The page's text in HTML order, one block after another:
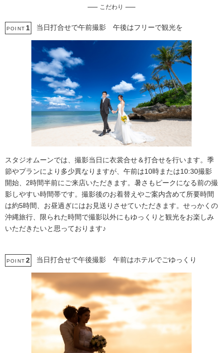
土日同一料金
こだわり
POINT 1 当日打合せで午前撮影 午後はフリーで観光を
スタジオムーンでは、撮影当日に衣裳合せ＆打合せを行います。季
節やプランにより多少異なりますが、午前は10時または10:30撮影
開始、2時間半前にご来店いただきます。暑さもピークになる前の撮
影しやすい時間帯です。撮影後のお着替えやご案内含めて所要時間
は約5時間、お昼過ぎにはお見送りさせていただきます。せっかくの
沖縄旅行、限られた時間で撮影以外にもゆっくりと観光をお楽しみ
いただきたいと思っております♪
POINT 2 当日打合せで午後撮影 午前はホテルでごゆっくり